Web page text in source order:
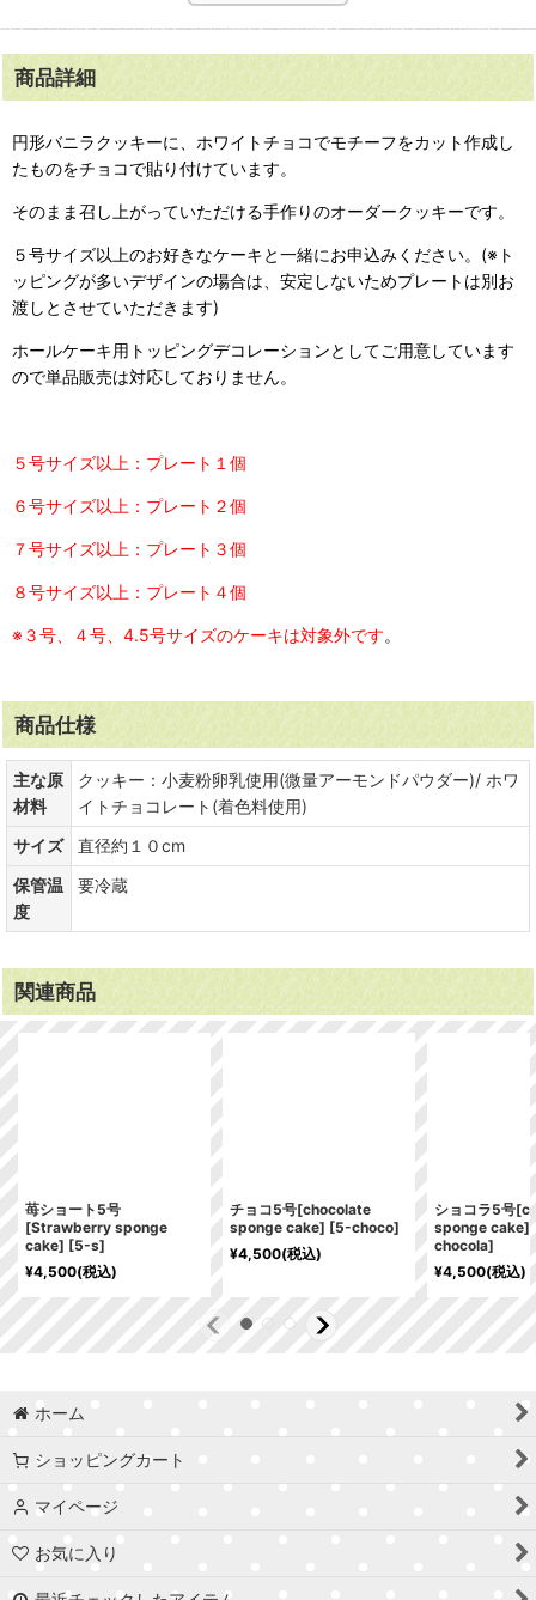
商品詳細
円形バニラクッキーに、ホワイトチョコでモチーフをカット作成し
たものをチョコで貼り付けています。
そのまま召し上がっていただける手作りのオーダークッキーです。
５号サイズ以上のお好きなケーキと一緒にお申込みください。(※ト
ッピングが多いデザインの場合は、安定しないためプレートは別お
渡しとさせていただきます)
ホールケーキ用トッピングデコレーションとしてご用意しています
ので単品販売は対応しておりません。
５号サイズ以上：プレート１個
６号サイズ以上：プレート２個
７号サイズ以上：プレート３個
８号サイズ以上：プレート４個
※３号、４号、4.5号サイズのケーキは対象外です。
商品仕様
主な原
材料
クッキー：小麦粉卵乳使用(微量アーモンドパウダー)/ ホワ
イトチョコレート(着色料使用)
サイズ
直径約１０cm
保管温
度
要冷蔵
関連商品
苺ショート5号
[Strawberry sponge
cake] [5-s]
¥4,500(税込)
チョコ5号[chocolate
sponge cake] [5-choco]
¥4,500(税込)
ショコラ5号
sponge cake]
chocola]
¥4,500(税込)
ホーム
ショッピングカート
マイページ
お気に入り